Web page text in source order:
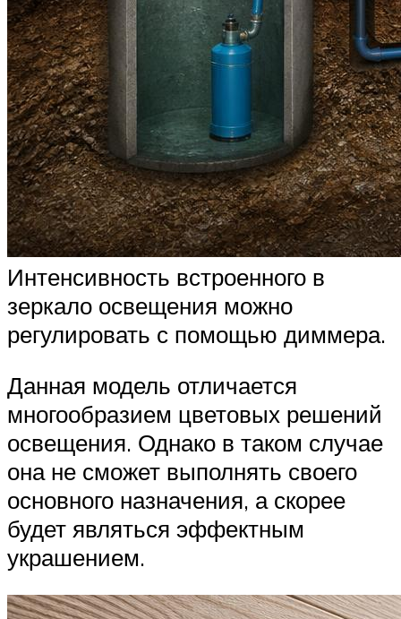
Интенсивность встроенного в
зеркало освещения можно
регулировать с помощью диммера.
Данная модель отличается
многообразием цветовых решений
освещения. Однако в таком случае
она не сможет выполнять своего
основного назначения, а скорее
будет являться эффектным
украшением.